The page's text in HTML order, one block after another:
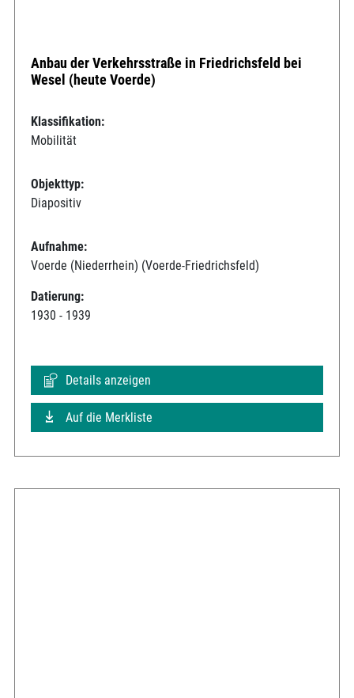
Anbau der Verkehrsstraße in Friedrichsfeld bei
Wesel (heute Voerde)
Klassifikation:
Mobilität
Objekttyp:
Diapositiv
Aufnahme:
Voerde (Niederrhein) (Voerde-Friedrichsfeld)
Datierung:
1930 - 1939
Details anzeigen
Auf die Merkliste